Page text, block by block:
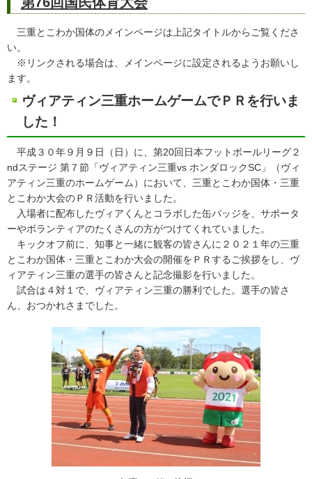
三重とこわか国体のメインページは上記タイトルからご覧くださ
い。
※リンクされる場合は、メインページに設定されるようお願いし
ます。
ヴィアティン三重ホームゲームでＰＲを行いま
した！
平成３０年９月９日（日）に、第20回日本フットボールリーグ２
ndステージ 第７節「ヴィアティン三重vs ホンダロックSC」（ヴィ
アティン三重のホームゲーム）において、三重とこわか国体・三重
とこわか大会のＰＲ活動を行いました。
入場者に配布したヴィアくんとコラボした缶バッジを、サポータ
ーやボランティアのたくさんの方がつけてくれていました。
キックオフ前に、知事と一緒に観客の皆さんに２０２１年の三重
とこわか国体・三重とこわか大会の開催をＰＲするご挨拶をし、ヴ
ィアティン三重の選手の皆さんと記念撮影を行いました。
試合は４対１で、ヴィアティン三重の勝利でした。選手の皆さ
ん、おつかれさまでした。